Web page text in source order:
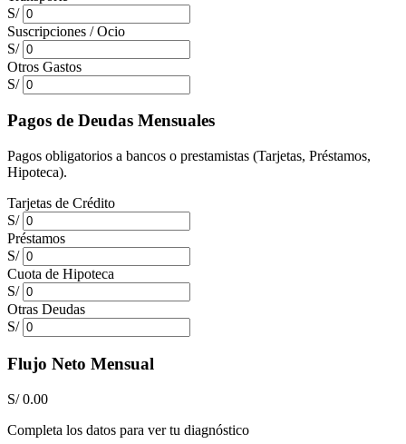
S/
Suscripciones / Ocio
S/
Otros Gastos
S/
Pagos de Deudas Mensuales
Pagos obligatorios a bancos o prestamistas (Tarjetas, Préstamos,
Hipoteca).
Tarjetas de Crédito
S/
Préstamos
S/
Cuota de Hipoteca
S/
Otras Deudas
S/
Flujo Neto Mensual
S/ 0.00
Completa los datos para ver tu diagnóstico